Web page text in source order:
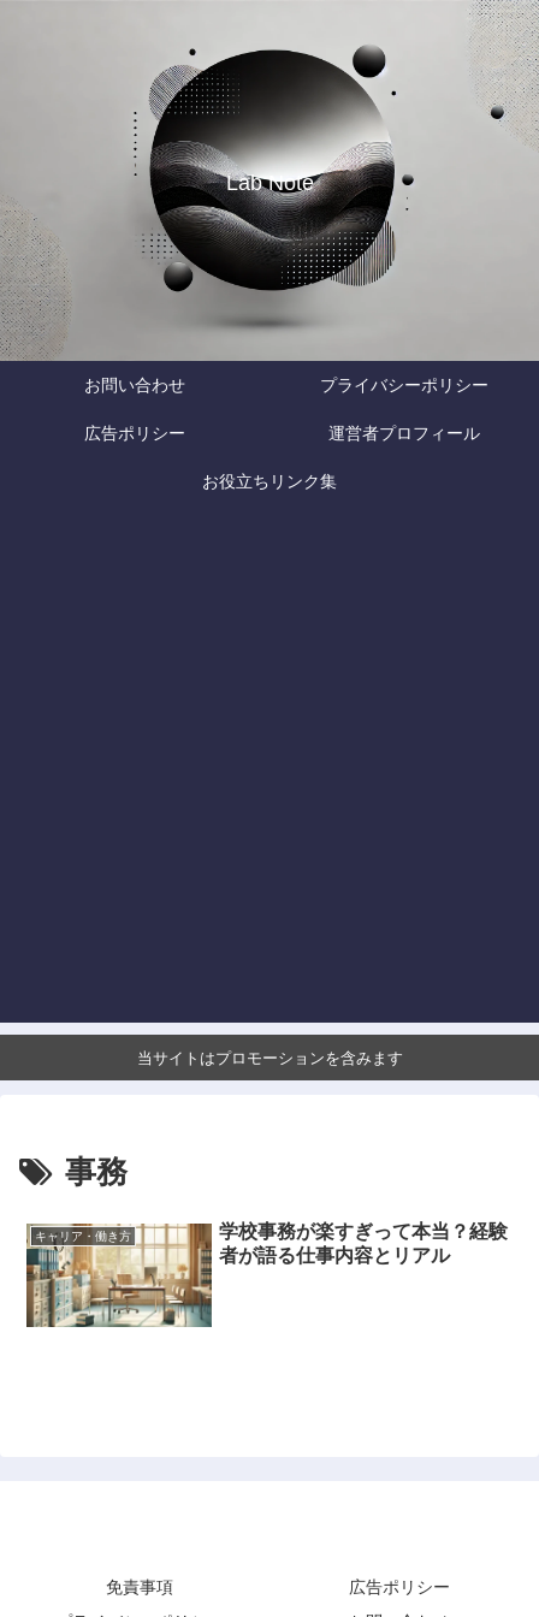
Lab Note
お問い合わせ プライバシーポリシー
広告ポリシー 運営者プロフィール
お役立ちリンク集
当サイトはプロモーションを含みます
事務
キャリア・働き方
学校事務が楽すぎって本当？経験
者が語る仕事内容とリアル
免責事項
広告ポリシー